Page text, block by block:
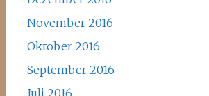
November 2016
Oktober 2016
September 2016
Juli 2016